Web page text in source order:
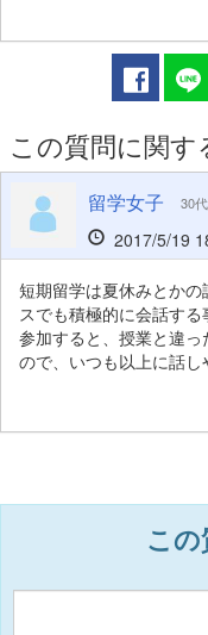
この質問に関す
留学女子 30
2017/5/19
短期留学は夏休みとか
スでも積極的に会話す
参加すると、授業と違
ので、いつも以上に話し
こ